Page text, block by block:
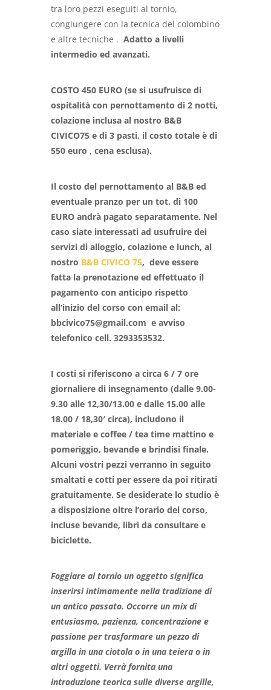
tra loro pezzi eseguiti al tornio,
congiungere con la tecnica del colombino
e altre tecniche . Adatto a livelli
intermedio ed avanzati.
COSTO 450 EURO (se si usufruisce di
ospitalità con pernottamento di 2 notti,
colazione inclusa al nostro B&B
CIVICO75 e di 3 pasti, il costo totale è di
550 euro , cena esclusa).
Il costo del pernottamento al B&B ed
eventuale pranzo per un tot. di 100
EURO andrà pagato separatamente. Nel
caso siate interessati ad usufruire dei
servizi di alloggio, colazione e lunch, al
nostro B&B CIVICO 75, deve essere
fatta la prenotazione ed effettuato il
pagamento con anticipo rispetto
all’inizio del corso con email al:
bbcivico75@gmail.com e avviso
telefonico cell. 3293353532.
I costi si riferiscono a circa 6 / 7 ore
giornaliere di insegnamento (dalle 9.00-
9.30 alle 12,30/13.00 e dalle 15.00 alle
18.00 / 18,30′ circa), includono il
materiale e coffee / tea time mattino e
pomeriggio, bevande e brindisi finale.
Alcuni vostri pezzi verranno in seguito
smaltati e cotti per essere da poi ritirati
gratuitamente. Se desiderate lo studio è
a disposizione oltre l’orario del corso,
incluse bevande, libri da consultare e
biciclette.
Foggiare al tornio un oggetto significa
inserirsi intimamente nella tradizione di
un antico passato. Occorre un mix di
entusiasmo, pazienza, concentrazione e
passione per trasformare un pezzo di
argilla in una ciotola o in una teiera o in
altri oggetti. Verrà fornita una
introduzione teorica sulle diverse argille,